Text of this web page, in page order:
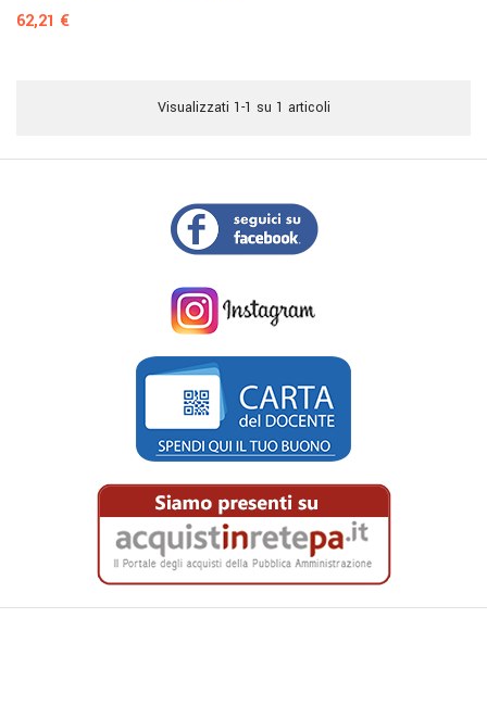
Prezzo
62,21 €
Visualizzati 1-1 su 1 articoli